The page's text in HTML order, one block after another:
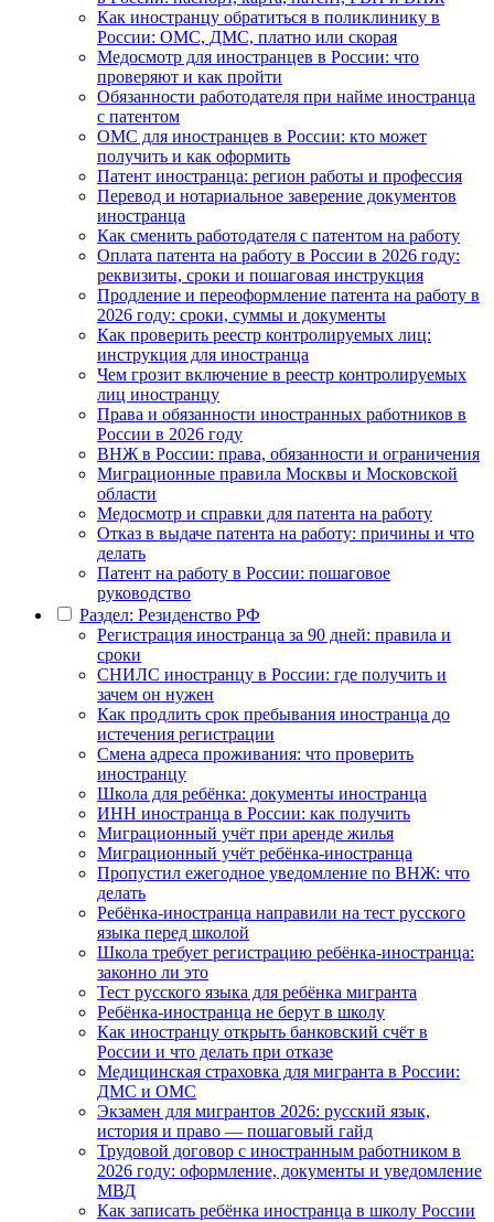
Как иностранцу обратиться в поликлинику в
России: ОМС, ДМС, платно или скорая
Медосмотр для иностранцев в России: что
проверяют и как пройти
Обязанности работодателя при найме иностранца
с патентом
ОМС для иностранцев в России: кто может
получить и как оформить
Патент иностранца: регион работы и профессия
Перевод и нотариальное заверение документов
иностранца
Как сменить работодателя с патентом на работу
Оплата патента на работу в России в 2026 году:
реквизиты, сроки и пошаговая инструкция
Продление и переоформление патента на работу в
2026 году: сроки, суммы и документы
Как проверить реестр контролируемых лиц:
инструкция для иностранца
Чем грозит включение в реестр контролируемых
лиц иностранцу
Права и обязанности иностранных работников в
России в 2026 году
ВНЖ в России: права, обязанности и ограничения
Миграционные правила Москвы и Московской
области
Медосмотр и справки для патента на работу
Отказ в выдаче патента на работу: причины и что
делать
Патент на работу в России: пошаговое
руководство
Раздел: Резиденство РФ
Регистрация иностранца за 90 дней: правила и
сроки
СНИЛС иностранцу в России: где получить и
зачем он нужен
Как продлить срок пребывания иностранца до
истечения регистрации
Смена адреса проживания: что проверить
иностранцу
Школа для ребёнка: документы иностранца
ИНН иностранца в России: как получить
Миграционный учёт при аренде жилья
Миграционный учёт ребёнка-иностранца
Пропустил ежегодное уведомление по ВНЖ: что
делать
Ребёнка-иностранца направили на тест русского
языка перед школой
Школа требует регистрацию ребёнка-иностранца:
законно ли это
Тест русского языка для ребёнка мигранта
Ребёнка-иностранца не берут в школу
Как иностранцу открыть банковский счёт в
России и что делать при отказе
Медицинская страховка для мигранта в России:
ДМС и ОМС
Экзамен для мигрантов 2026: русский язык,
история и право — пошаговый гайд
Трудовой договор с иностранным работником в
2026 году: оформление, документы и уведомление
МВД
Как записать ребёнка иностранца в школу России